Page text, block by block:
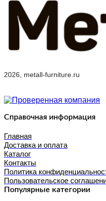
2026, metall-furniture.ru
Справочная информация
Главная
Доставка и оплата
Каталог
Контакты
Политика
Пользовательское
Популярные категории